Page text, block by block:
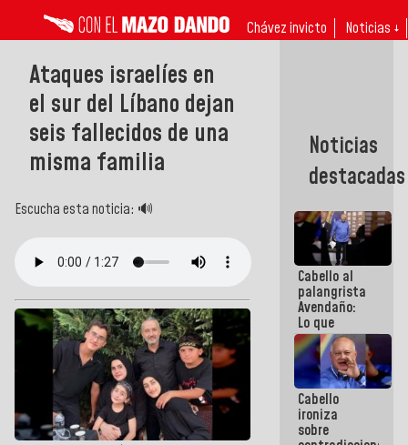
Chávez invicto Noticias ↓
Ataques israelíes en
el sur del Líbano dejan
seis fallecidos de una
misma familia
Escucha esta noticia: 🔊
Noticias
destacadas
Cabello al
palangrista
Avendaño:
Lo que
vayas a
escribir
hazlo hoy
por que no
sabemos si
la semana
que viene
Cabello
ironiza
sobre